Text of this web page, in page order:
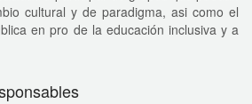
cultural y de paradigma, asi como el
en pro de la educación inclusiva y a